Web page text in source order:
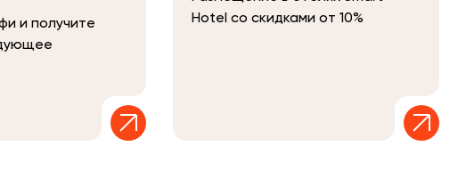
и получите
Hotel со скидками от 10%